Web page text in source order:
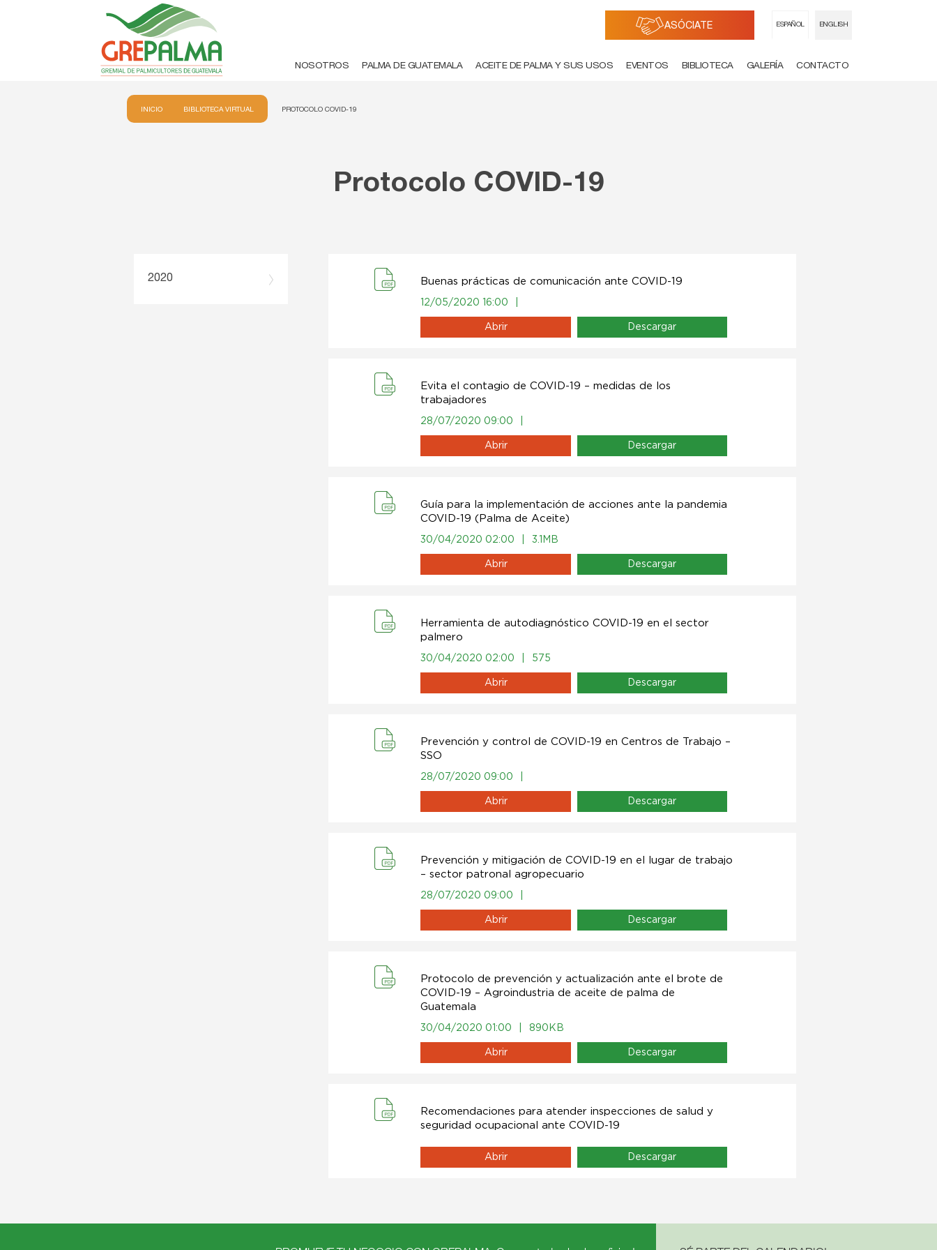
ESPAÑOL ENGLISH
ASÓCIATE
NOSOTROS PALMA DE GUATEMALA ACEITE DE PALMA Y SUS USOS EVENTOS BIBLIOTECA GALERÍA CONTACTO
INICIO BIBLIOTECA VIRTUAL PROTOCOLO COVID-19
Protocolo COVID-19
2020 Buenas prácticas de comunicación ante COVID-19
12/05/2020 16:00
Abrir Descargar
Evita el contagio de COVID-19 – medidas de los
trabajadores
28/07/2020 09:00
Abrir Descargar
Guía para la implementación de acciones ante la pandemia
COVID-19 (Palma de Aceite)
30/04/2020 02:00 3.1MB
Abrir Descargar
Herramienta de autodiagnóstico COVID-19 en el sector
palmero
30/04/2020 02:00 575
Abrir Descargar
Prevención y control de COVID-19 en Centros de Trabajo –
SSO
28/07/2020 09:00
Abrir Descargar
Prevención y mitigación de COVID-19 en el lugar de trabajo
– sector patronal agropecuario
28/07/2020 09:00
Abrir Descargar
Protocolo de prevención y actualización ante el brote de
COVID-19 – Agroindustria de aceite de palma de
Guatemala
30/04/2020 01:00 890KB
Abrir Descargar
Recomendaciones para atender inspecciones de salud y
seguridad ocupacional ante COVID-19
Abrir Descargar